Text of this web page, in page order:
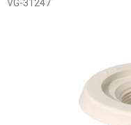
VG-31247